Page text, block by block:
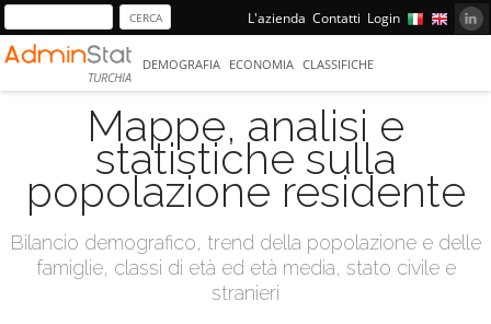
L'azienda Contatti Login
TURCHIA
DEMOGRAFIA ECONOMIA CLASSIFICHE
Mappe, analisi e
statistiche sulla
popolazione residente
Bilancio demografico, trend della popolazione e delle
famiglie, classi di età ed età media, stato civile e
stranieri